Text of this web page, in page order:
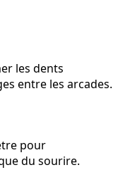
les dents
entre les arcades.
pour
du sourire.